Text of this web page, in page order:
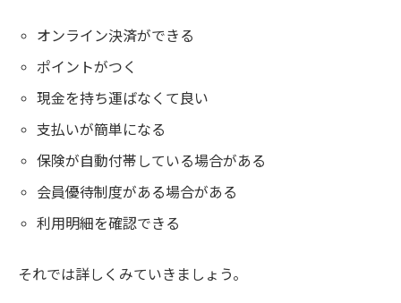
オンライン決済ができる
ポイントがつく
現金を持ち運ばなくて良い
支払いが簡単になる
保険が自動付帯している場合がある
会員優待制度がある場合がある
利用明細を確認できる
それでは詳しくみていきましょう。